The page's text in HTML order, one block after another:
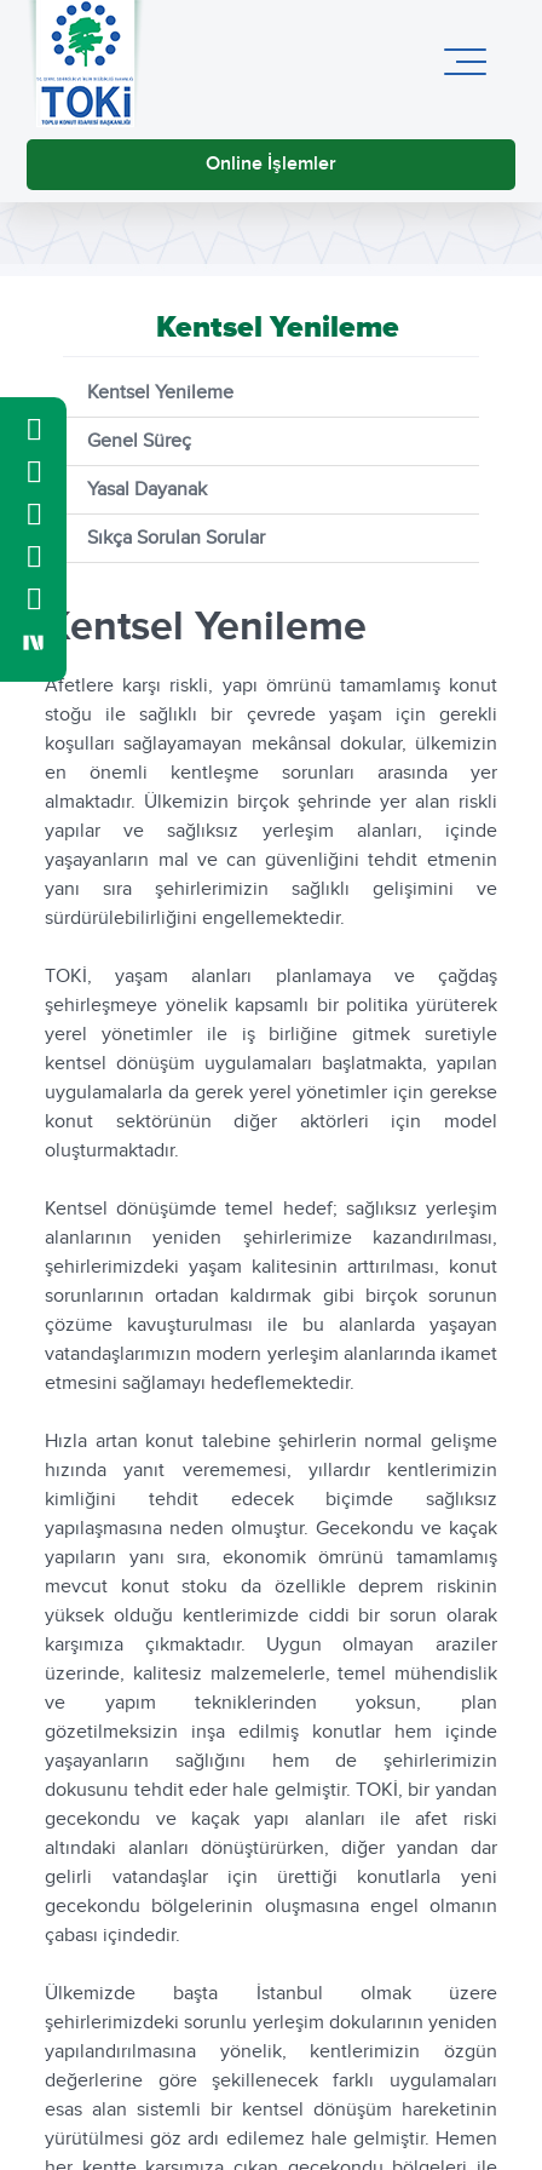
Online İşlemler
Kentsel Yenileme
Kentsel Yenileme
Genel Süreç
Yasal Dayanak
Sıkça Sorulan Sorular
Kentsel Yenileme
Afetlere karşı riskli, yapı ömrünü tamamlamış konut
stoğu ile sağlıklı bir çevrede yaşam için gerekli
koşulları sağlayamayan mekânsal dokular, ülkemizin
en önemli kentleşme sorunları arasında yer
almaktadır. Ülkemizin birçok şehrinde yer alan riskli
yapılar ve sağlıksız yerleşim alanları, içinde
yaşayanların mal ve can güvenliğini tehdit etmenin
yanı sıra şehirlerimizin sağlıklı gelişimini ve
sürdürülebilirliğini engellemektedir.
TOKİ, yaşam alanları planlamaya ve çağdaş
şehirleşmeye yönelik kapsamlı bir politika yürüterek
yerel yönetimler ile iş birliğine gitmek suretiyle
kentsel dönüşüm uygulamaları başlatmakta, yapılan
uygulamalarla da gerek yerel yönetimler için gerekse
konut sektörünün diğer aktörleri için model
oluşturmaktadır.
Kentsel dönüşümde temel hedef; sağlıksız yerleşim
alanlarının yeniden şehirlerimize kazandırılması,
şehirlerimizdeki yaşam kalitesinin arttırılması, konut
sorunlarının ortadan kaldırmak gibi birçok sorunun
çözüme kavuşturulması ile bu alanlarda yaşayan
vatandaşlarımızın modern yerleşim alanlarında ikamet
etmesini sağlamayı hedeflemektedir.
Hızla artan konut talebine şehirlerin normal gelişme
hızında yanıt verememesi, yıllardır kentlerimizin
kimliğini tehdit edecek biçimde sağlıksız
yapılaşmasına neden olmuştur. Gecekondu ve kaçak
yapıların yanı sıra, ekonomik ömrünü tamamlamış
mevcut konut stoku da özellikle deprem riskinin
yüksek olduğu kentlerimizde ciddi bir sorun olarak
karşımıza çıkmaktadır. Uygun olmayan araziler
üzerinde, kalitesiz malzemelerle, temel mühendislik
ve yapım tekniklerinden yoksun, plan
gözetilmeksizin inşa edilmiş konutlar hem içinde
yaşayanların sağlığını hem de şehirlerimizin
dokusunu tehdit eder hale gelmiştir. TOKİ, bir yandan
gecekondu ve kaçak yapı alanları ile afet riski
altındaki alanları dönüştürürken, diğer yandan dar
gelirli vatandaşlar için ürettiği konutlarla yeni
gecekondu bölgelerinin oluşmasına engel olmanın
çabası içindedir.
Ülkemizde başta İstanbul olmak üzere
şehirlerimizdeki sorunlu yerleşim dokularının yeniden
yapılandırılmasına yönelik, kentlerimizin özgün
değerlerine göre şekillenecek farklı uygulamaları
esas alan sistemli bir kentsel dönüşüm hareketinin
yürütülmesi göz ardı edilemez hale gelmiştir. Hemen